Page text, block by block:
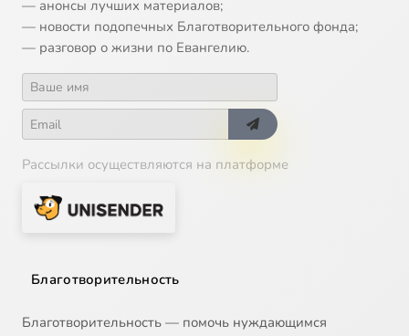
— анонсы лучших материалов;
— новости подопечных Благотворительного фонда;
— разговор о жизни по Евангелию.
Рассылки осуществляются на платформе
Благотворительность
Благотворительность — помочь нуждающимся